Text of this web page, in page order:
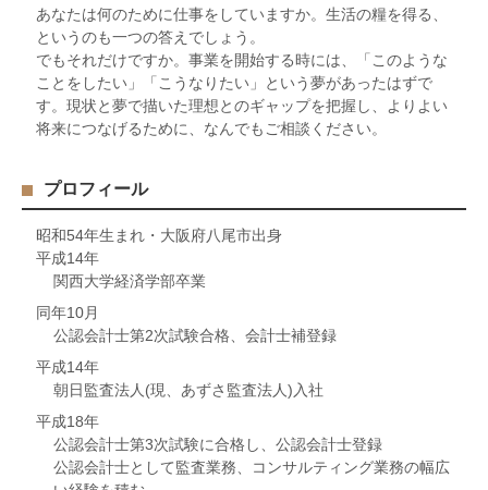
あなたは何のために仕事をしていますか。生活の糧を得る、
というのも一つの答えでしょう。
でもそれだけですか。事業を開始する時には、「このような
ことをしたい」「こうなりたい」という夢があったはずで
す。現状と夢で描いた理想とのギャップを把握し、よりよい
将来につなげるために、なんでもご相談ください。
プロフィール
昭和54年生まれ・大阪府八尾市出身
平成14年
関西大学経済学部卒業
同年10月
公認会計士第2次試験合格、会計士補登録
平成14年
朝日監査法人(現、あずさ監査法人)入社
平成18年
公認会計士第3次試験に合格し、公認会計士登録
公認会計士として監査業務、コンサルティング業務の幅広